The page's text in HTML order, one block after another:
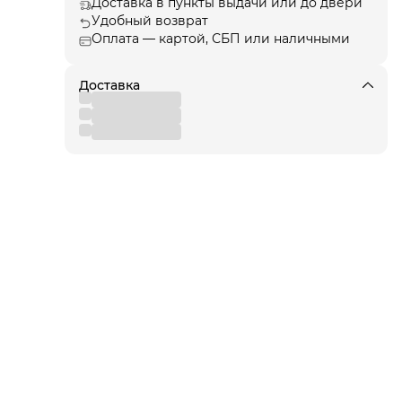
Удобный возврат
Оплата — картой, СБП или наличными
Доставка